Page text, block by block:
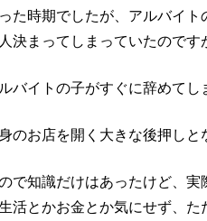
た時期でしたが、アルバイ
決まってしまっていたので
バイトの子がすぐに辞めてし
のお店を開く大きな後押しと
で知識だけはあったけど、
活とかお金とか気にせず、